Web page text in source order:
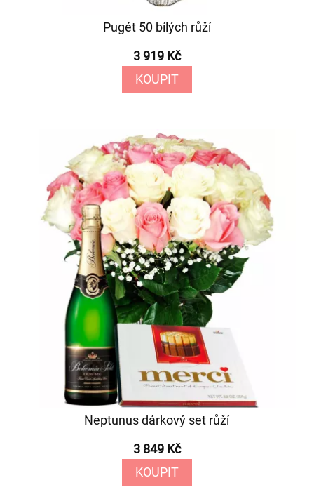
Pugét 50 bílých růží
3 919 Kč
KOUPIT
Neptunus dárkový set růží
3 849 Kč
KOUPIT